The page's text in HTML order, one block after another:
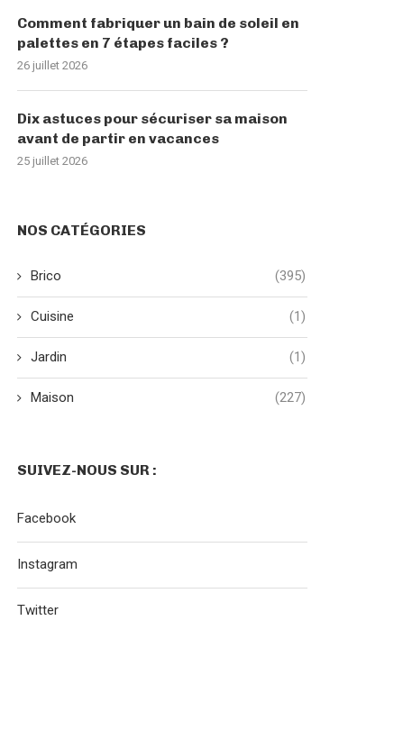
Comment fabriquer un bain de soleil en
palettes en 7 étapes faciles ?
26 juillet 2026
Dix astuces pour sécuriser sa maison
avant de partir en vacances
25 juillet 2026
NOS CATÉGORIES
Brico (395)
Cuisine (1)
Jardin (1)
Maison (227)
SUIVEZ-NOUS SUR :
Facebook
Instagram
Twitter